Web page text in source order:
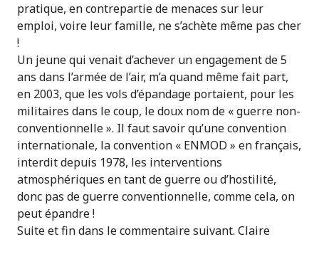
pratique, en contrepartie de menaces sur leur
emploi, voire leur famille, ne s’achète même pas cher
!
Un jeune qui venait d’achever un engagement de 5
ans dans l’armée de l’air, m’a quand même fait part,
en 2003, que les vols d’épandage portaient, pour les
militaires dans le coup, le doux nom de « guerre non-
conventionnelle ». Il faut savoir qu’une convention
internationale, la convention « ENMOD » en français,
interdit depuis 1978, les interventions
atmosphériques en tant de guerre ou d’hostilité,
donc pas de guerre conventionnelle, comme cela, on
peut épandre !
Suite et fin dans le commentaire suivant. Claire